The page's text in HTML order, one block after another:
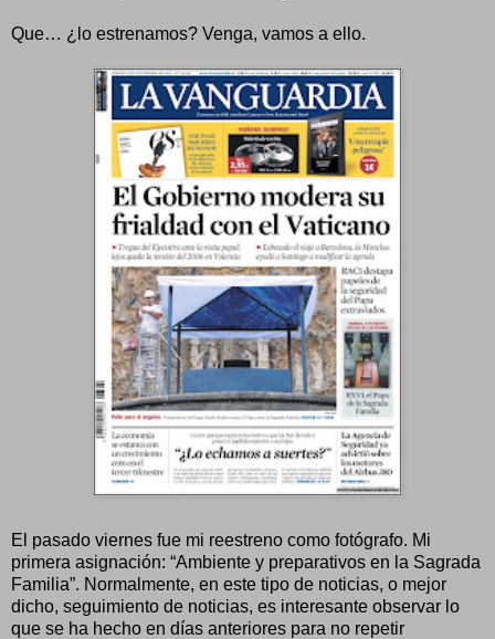
Que… ¿lo estrenamos? Venga, vamos a ello.
El pasado viernes fue mi reestreno como fotógrafo. Mi
primera asignación: “Ambiente y preparativos en la Sagrada
Familia”. Normalmente, en este tipo de noticias, o mejor
dicho, seguimiento de noticias, es interesante observar lo
que se ha hecho en días anteriores para no repetir